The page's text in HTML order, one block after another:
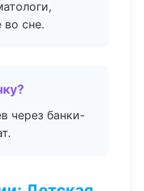
во сне.
через банки-